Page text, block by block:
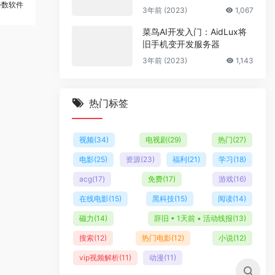
软件
多套商户模板
3年前 (2023) 1,067
菜鸟AI开发入门：AidLux将
旧手机变开发服务器
3年前 (2023) 1,143
热门标签
视频(34) 电视剧(29) 热门(27)
电影(25) 资源(23) 福利(21) 学习(18)
acg(17) 免费(17) 游戏(16)
在线电影(15) 黑科技(15) 阅读(14)
磁力(14) 辞旧 • 1天前 • 活动线报(13)
搜索(12) 热门电影(12) 小说(12)
vip视频解析(11) 动漫(11)